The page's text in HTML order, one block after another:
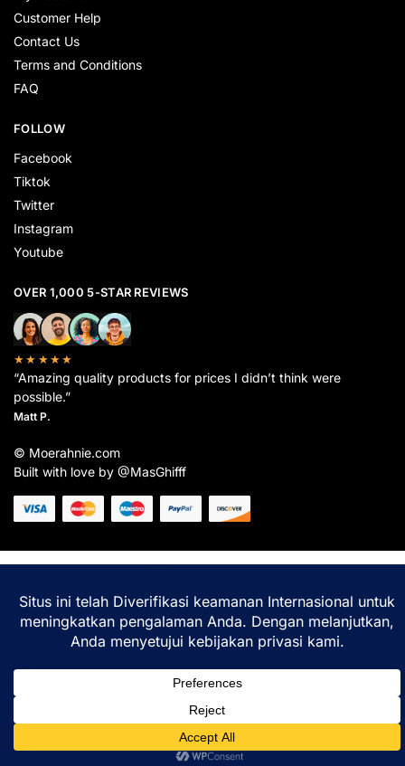
Customer Help
Contact Us
Terms and Conditions
FAQ
FOLLOW
Facebook
Tiktok
Twitter
Instagram
Youtube
OVER 1,000 5-STAR REVIEWS
★★★★★
“Amazing quality products for prices I didn’t think were
possible.”
Matt P.
© Moerahnie.com
Built with love by @MasGhifff
Lacak
Moerahnie.com
pengalaman belanja terbaik Anda.